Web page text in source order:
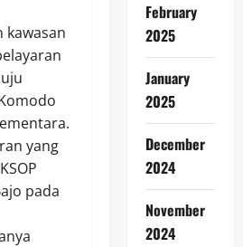
kawasan
yang
pada
February
2025
January
2025
December
2024
November
2024